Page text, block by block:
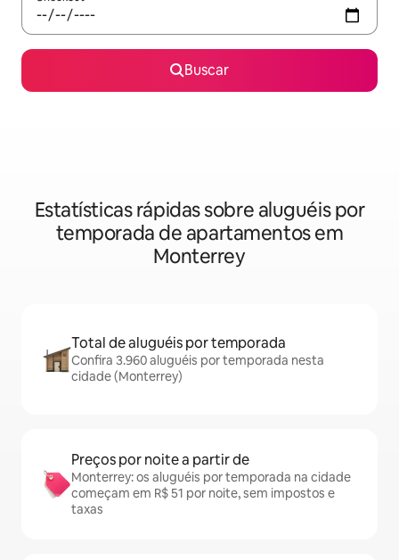
Buscar
Estatísticas rápidas sobre aluguéis por
temporada de apartamentos em
Monterrey
Total de aluguéis por temporada
Confira 3.960 aluguéis por temporada nesta
cidade (Monterrey)
Preços por noite a partir de
Monterrey: os aluguéis por temporada na cidade
começam em R$ 51 por noite, sem impostos e
taxas